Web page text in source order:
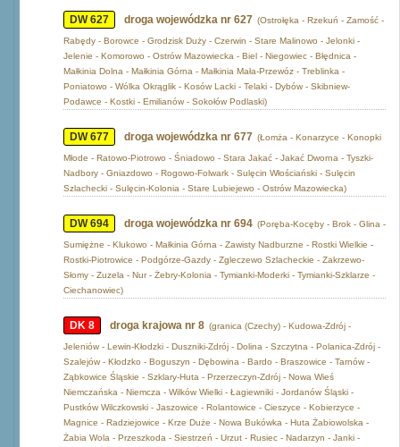
DW 627 droga wojewódzka nr 627 (Ostrołęka - Rzekuń - Zamość -
Rabędy - Borowce - Grodzisk Duży - Czerwin - Stare Malinowo - Jelonki -
Jelenie - Komorowo - Ostrów Mazowiecka - Biel - Niegowiec - Błędnica -
Małkinia Dolna - Małkinia Górna - Małkinia Mała-Przewóz - Treblinka -
Poniatowo - Wólka Okrąglik - Kosów Lacki - Telaki - Dybów - Skibniew-
Podawce - Kostki - Emilianów - Sokołów Podlaski)
DW 677 droga wojewódzka nr 677 (Łomża - Konarzyce - Konopki
Młode - Ratowo-Piotrowo - Śniadowo - Stara Jakać - Jakać Dworna - Tyszki-
Nadbory - Gniazdowo - Rogowo-Folwark - Sulęcin Włościański - Sulęcin
Szlachecki - Sulęcin-Kolonia - Stare Lubiejewo - Ostrów Mazowiecka)
DW 694 droga wojewódzka nr 694 (Poręba-Kocęby - Brok - Glina -
Sumiężne - Klukowo - Małkinia Górna - Zawisty Nadburzne - Rostki Wielkie -
Rostki-Piotrowice - Podgórze-Gazdy - Zgleczewo Szlacheckie - Zakrzewo-
Słomy - Zuzela - Nur - Żebry-Kolonia - Tymianki-Moderki - Tymianki-Szklarze -
Ciechanowiec)
DK 8 droga krajowa nr 8 (granica (Czechy) - Kudowa-Zdrój -
Jeleniów - Lewin-Kłodzki - Duszniki-Zdrój - Dolina - Szczytna - Polanica-Zdrój -
Szalejów - Kłodzko - Boguszyn - Dębowina - Bardo - Braszowice - Tarnów -
Ząbkowice Śląskie - Szklary-Huta - Przerzeczyn-Zdrój - Nowa Wieś
Niemczańska - Niemcza - Wilków Wielki - Łagiewniki - Jordanów Śląski -
Pustków Wilczkowski - Jaszowice - Rolantowice - Cieszyce - Kobierzyce -
Magnice - Radziejowice - Krze Duże - Nowa Bukówka - Huta Żabiowolska -
Żabia Wola - Przeszkoda - Siestrzeń - Urzut - Rusiec - Nadarzyn - Janki -